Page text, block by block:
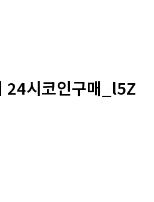
시코인구매_l5Z